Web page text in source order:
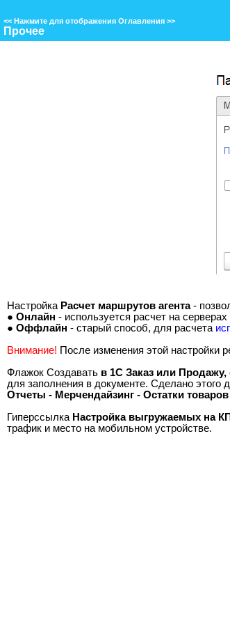
<< Нажмите для отображения Оглавления >>
Прочее
Настройка Расчет маршрутов агента-
● Онлайн - используется расчет на
● Оффлайн - старый способ, для расчета
Внимание! После изменения этой настройки
Флажок Создавать в 1С Заказ или Продажу,
для заполнения в документе. Сделано этого
Отчеты - Мерчендайзинг - Остатки
Гиперссылка Настройка выгружаемых на
трафик и место на мобильном устройстве.